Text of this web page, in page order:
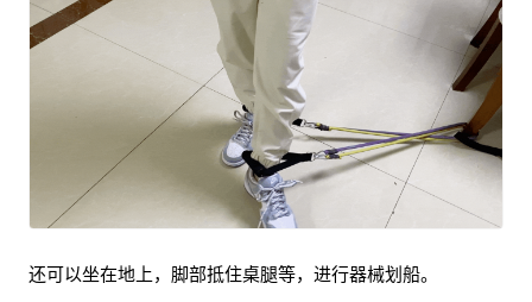
还可以坐在地上，脚部抵住桌腿等，进行器械划船。